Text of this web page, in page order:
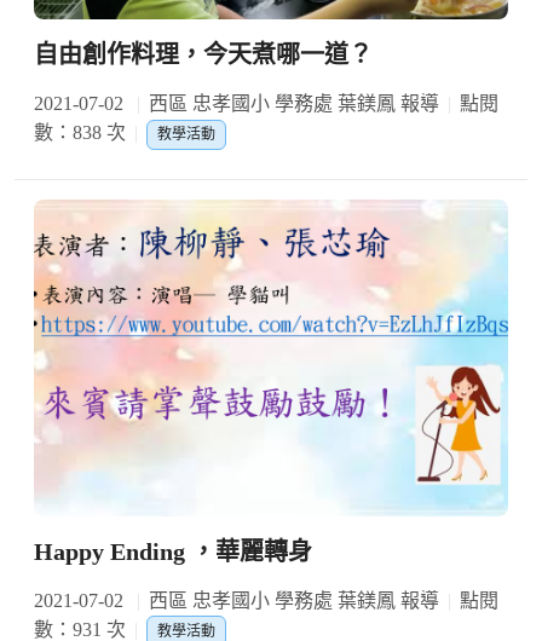
自由創作料理，今天煮哪一道？
2021-07-02 西區 忠孝國小 學務處 葉鎂鳳 報導
點閱
數：838 次
教學活動
Happy Ending ，華麗轉身
2021-07-02 西區 忠孝國小 學務處 葉鎂鳳 報導
點閱
數：931 次
教學活動